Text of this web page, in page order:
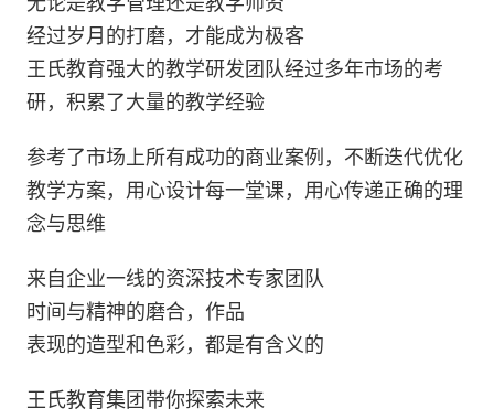
经过岁月的打磨，才能成为极客
王氏教育强大的教学研发团队经过多年市场的考
研，积累了大量的教学经验
参考了市场上所有成功的商业案例，不断迭代优化
教学方案，用心设计每一堂课，用心传递正确的理
念与思维
来自企业一线的资深技术专家团队
时间与精神的磨合，作品
表现的造型和色彩，都是有含义的
王氏教育集团带你探索未来